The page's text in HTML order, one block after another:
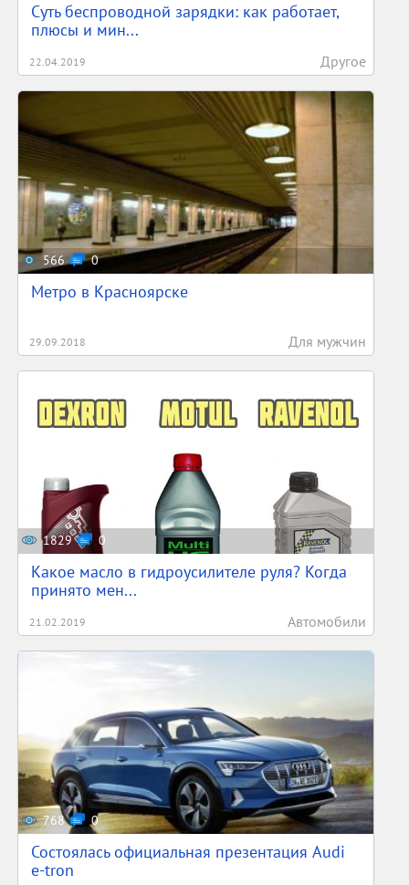
Суть беспроводной зарядки: как работает,
плюсы и мин...
22.04.2019 Другое
566 0
Метро в Красноярске
29.09.2018 Для мужчин
1829 0
Какое масло в гидроусилителе руля? Когда
принято мен...
21.02.2019 Автомобили
768 0
Состоялась официальная презентация Audi
e-tron